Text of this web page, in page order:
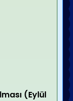
(Eylül